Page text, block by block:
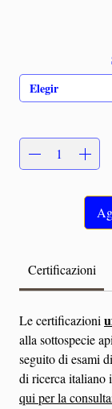
Elegir
Certificazioni
Le certificazioni
alla sottospecie
seguito di esami
di ricerca italiano
qui per la